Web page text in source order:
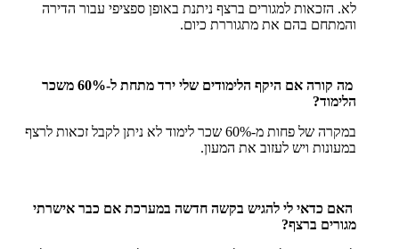
לא. הזכאות למגורים ברצף ניתנת באופן ספציפי עבור הדירה
והמתחם בהם את מתגוררת כיום.
מה קורה אם היקף הלימודים שלי ירד מתחת ל-60% משכר
הלימוד?
במקרה של פחות מ-60% שכר לימוד לא ניתן לקבל זכאות לרצף
במעונות ויש לעזוב את המעון.
האם כדאי לי להגיש בקשה חדשה במערכת אם כבר אישרתי
מגורים ברצף?